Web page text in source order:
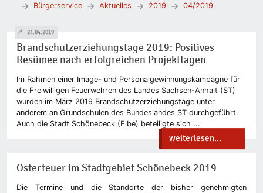
Bürgerservice
Aktuelles 2019 04/2019
Brandschutzerziehungstage 2019: Positives
Resümee nach erfolgreichen Projekttagen
Im Rahmen einer Image- und Personalgewinnungskampagne für
die Freiwilligen Feuerwehren des Landes Sachsen-Anhalt (ST)
wurden im März 2019 Brandschutzerziehungstage unter
anderem an Grundschulen des Bundeslandes ST durchgeführt.
Auch die Stadt Schönebeck (Elbe) beteiligte sich ...
weiterlesen...
24.04.2019
Osterfeuer im Stadtgebiet Schönebeck 2019
Die Termine und die Standorte der bisher genehmigten